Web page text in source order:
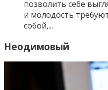
позволить себе
и молодость
собой,...
Неодимовый